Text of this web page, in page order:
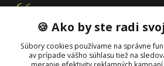
0907 613 939
slavka.mecarova@gmail.com
🍪 Ako by ste radi
Súbory cookies používame na správne
av prípade vášho súhlasu tiež na